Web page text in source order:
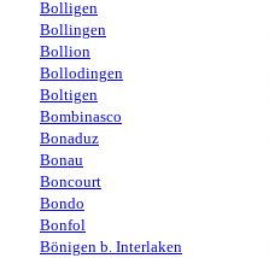
Bolligen
Bollingen
Bollion
Bollodingen
Boltigen
Bombinasco
Bonaduz
Bonau
Boncourt
Bondo
Bonfol
Bönigen b. Interlaken